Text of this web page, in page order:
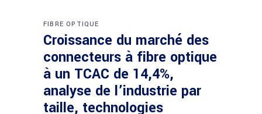
FIBRE OPTIQUE
Croissance du marché des
connecteurs à fibre optique
à un TCAC de 14,4%,
analyse de l’industrie par
taille, technologies